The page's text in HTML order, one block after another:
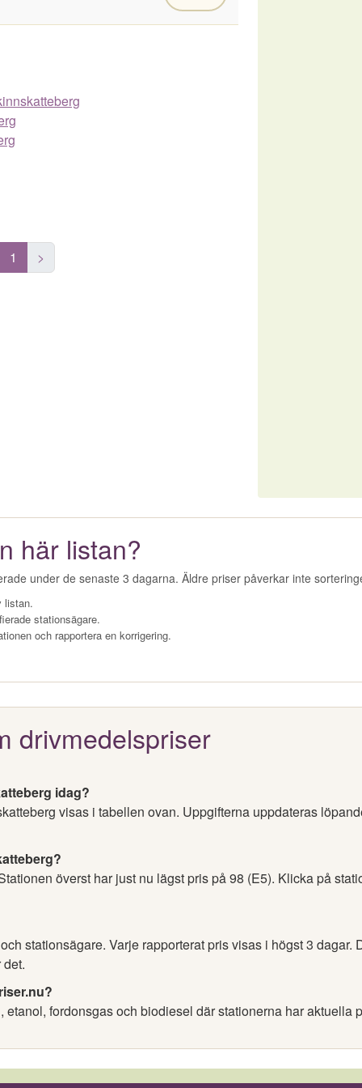
1 >
här listan?
under de senaste 3 dagarna. Äldre priser påverkar inte
listan.
stationsägare.
och rapportera en korrigering.
drivmedelspriser
idag?
visas i tabellen ovan. Uppgifterna uppdateras
överst har just nu lägst pris på 98 (E5). Klicka på
stationsägare. Varje rapporterat pris visas i högst 3 dagar.
etanol, fordonsgas och biodiesel där stationerna har aktuella